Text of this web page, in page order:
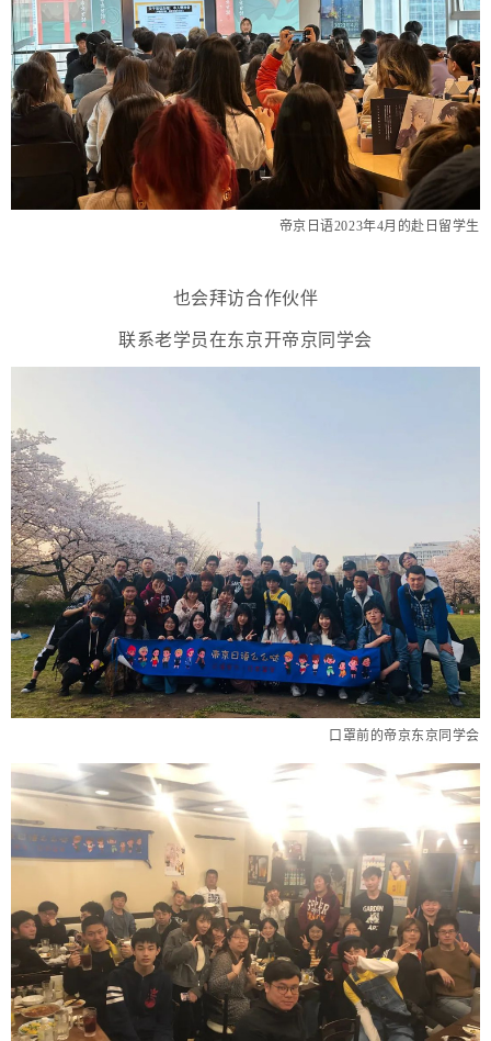
帝京日语2023年4月的赴日留学生
也会拜访合作伙伴
联系老学员在东京开帝京同学会
口罩前的帝京东京同学会